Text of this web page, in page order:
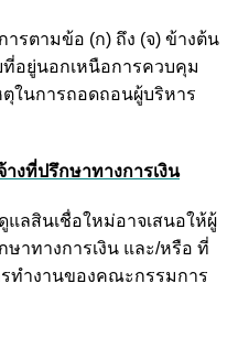
รตามข้อ (ก) ถึง (จ) ข้างต้น
ที่อยู่นอกเหนือการควบคุม
ในการถอดถอนผู้บริหาร
างที่ปรึกษาทางการเงิน
ลสินเชื่อใหม่อาจเสนอให้ผู้
าทางการเงิน และ/หรือ ที่
ทำงานของคณะกรรมการ